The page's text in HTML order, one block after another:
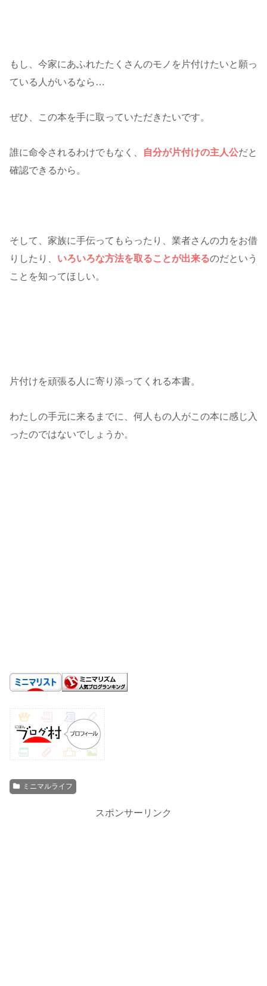
もし、今家にあふれたたくさんのモノを片付けたいと願っ
ている人がいるなら…
ぜひ、この本を手に取っていただきたいです。
誰に命令されるわけでもなく、 自分が片付けの主人公だと
確認できるから。
そして、家族に手伝ってもらったり、業者さんの力をお借
りしたり、 いろいろな方法を取ることが出来るのだという
ことを知ってほしい。
片付けを頑張る人に寄り添ってくれる本書。
わたしの手元に来るまでに、何人もの人がこの本に感じ入
ったのではないでしょうか。
ミニマルライフ
スポンサーリンク